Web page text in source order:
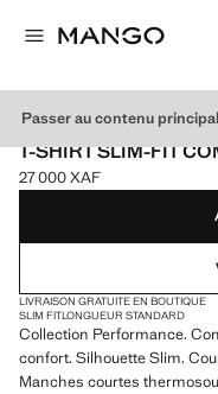
Passer au contenu principal
PERFORMANCE
T-SHIRT SLIM-FIT
Prix actuel [27 000 XAF ]
27 000 XAF
Choisissez une couleur
LIVRAISON GRATUITE EN BOUTIQUE
SLIM FITLONGUEUR STANDARD
Collection Performance.
confort. Silhouette Slim.
Manches courtes